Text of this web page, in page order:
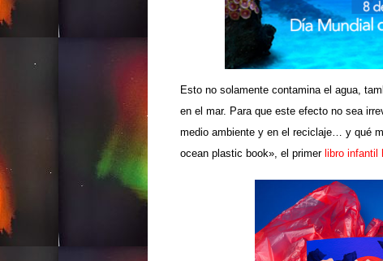
Esto no solamente contamina el agua,
en el mar. Para que este efecto no sea
medio ambiente y en el reciclaje… y qué
ocean plastic book», el primer libro